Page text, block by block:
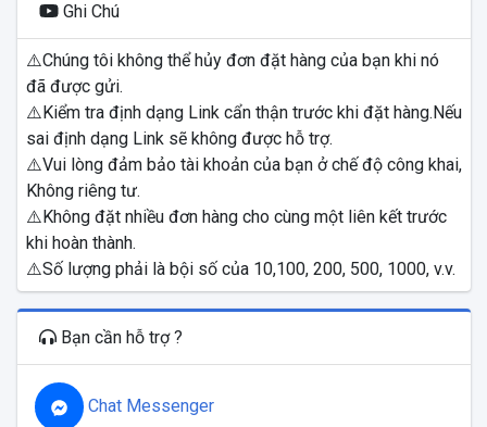
Ghi Chú
⚠️Chúng tôi không thể hủy đơn đặt hàng của bạn khi nó
đã được gửi.
⚠️Kiểm tra định dạng Link cẩn thận trước khi đặt hàng.Nếu
sai định dạng Link sẽ không được hỗ trợ.
⚠️Vui lòng đảm bảo tài khoản của bạn ở chế độ công khai,
Không riêng tư.
⚠️Không đặt nhiều đơn hàng cho cùng một liên kết trước
khi hoàn thành.
⚠️Số lượng phải là bội số của 10,100, 200, 500, 1000, v.v.
Bạn cần hỗ trợ ?
Chat Messenger